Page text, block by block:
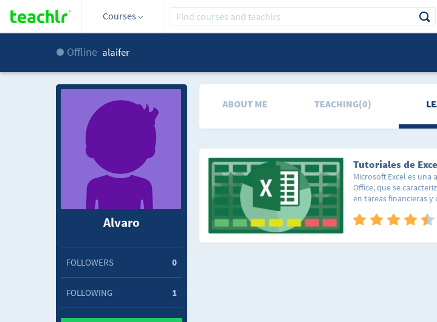
Courses
Offline alaifer
Alvaro
FOLLOWERS 0
FOLLOWING 1
ABOUT ME TEACHING(0)
Tutoriales de
Microsoft Excel es
Office, que se
en tareas financieras
experimentados en
en específico que te